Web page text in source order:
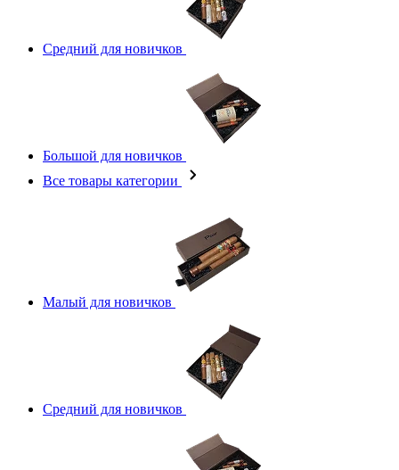
Средний для новичков
Большой для новичков
Все товары категории
Малый для новичков
Средний для новичков